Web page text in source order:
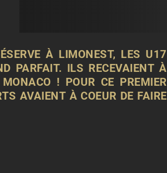
À LIMONEST, LES U17
PARFAIT. ILS RECEVAIENT À
! POUR CE PREMIER
AVAIENT À COEUR DE FAIRE